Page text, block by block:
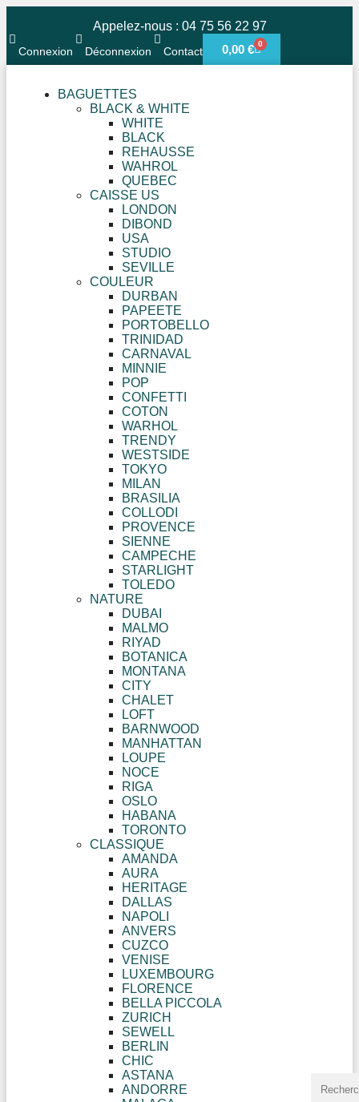
Appelez-nous : 04 75 56 22 97
Connexion Déconnexion Contact 0,00 € 0
BAGUETTES
BLACK & WHITE
WHITE
BLACK
REHAUSSE
WAHROL
QUEBEC
CAISSE US
LONDON
DIBOND
USA
STUDIO
SEVILLE
COULEUR
DURBAN
PAPEETE
PORTOBELLO
TRINIDAD
CARNAVAL
MINNIE
POP
CONFETTI
COTON
WARHOL
TRENDY
WESTSIDE
TOKYO
MILAN
BRASILIA
COLLODI
PROVENCE
SIENNE
CAMPECHE
STARLIGHT
TOLEDO
NATURE
DUBAI
MALMO
RIYAD
BOTANICA
MONTANA
CITY
CHALET
LOFT
BARNWOOD
MANHATTAN
LOUPE
NOCE
RIGA
OSLO
HABANA
TORONTO
CLASSIQUE
AMANDA
AURA
HERITAGE
DALLAS
NAPOLI
ANVERS
CUZCO
VENISE
LUXEMBOURG
FLORENCE
BELLA PICCOLA
ZURICH
SEWELL
BERLIN
CHIC
ASTANA
ANDORRE